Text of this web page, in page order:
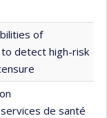
of
detect high-risk
de santé